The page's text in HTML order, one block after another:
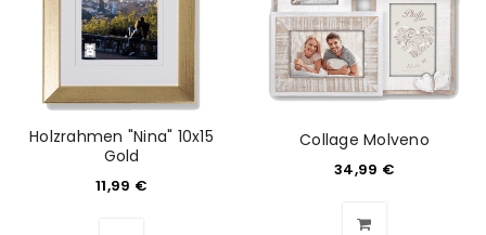
Holzrahmen "Nina" 10x15
Gold
11,99 €
Collage Molveno
34,99 €